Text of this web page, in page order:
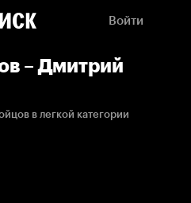
Войти
– Дмитрий
в легкой категории